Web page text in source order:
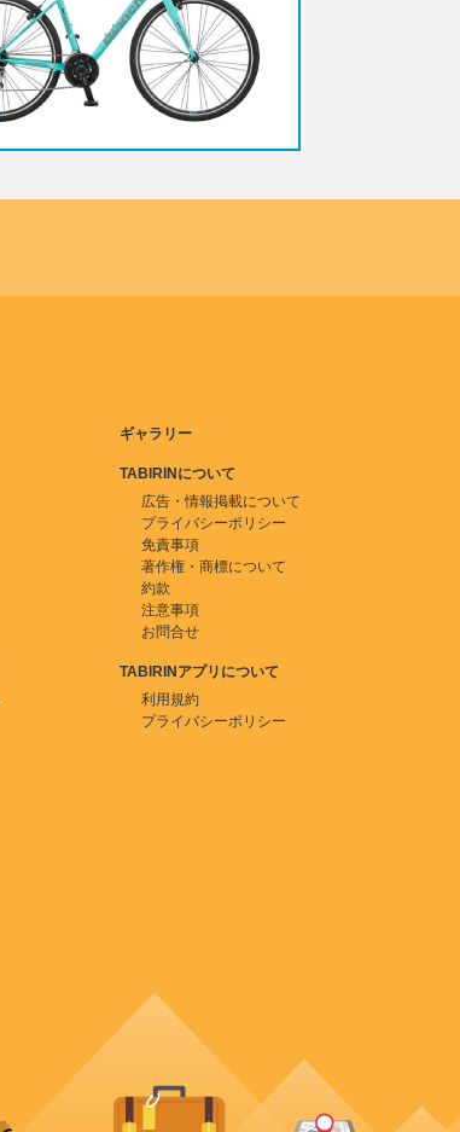
ギャラリー
TABIRINについて
広告・情報掲載について
プライバシーポリシー
免責事項
著作権・商標について
約款
注意事項
お問合せ
TABIRINアプリについて
利用規約
プライバシーポリシー